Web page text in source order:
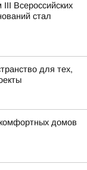
Всероссийских
стал
для тех,
домов